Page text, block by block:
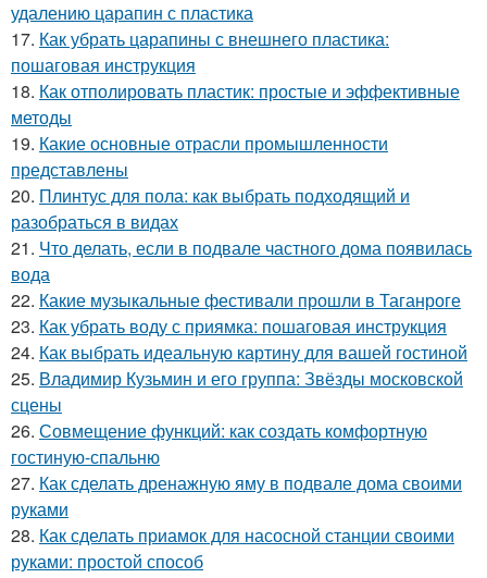
удалению царапин с пластика
17. Как убрать царапины с внешнего пластика:
пошаговая инструкция
18. Как отполировать пластик: простые и эффективные
методы
19. Какие основные отрасли промышленности
представлены
20. Плинтус для пола: как выбрать подходящий и
разобраться в видах
21. Что делать, если в подвале частного дома появилась
вода
22. Какие музыкальные фестивали прошли в Таганроге
23. Как убрать воду с приямка: пошаговая инструкция
24. Как выбрать идеальную картину для вашей гостиной
25. Владимир Кузьмин и его группа: Звёзды московской
сцены
26. Совмещение функций: как создать комфортную
гостиную-спальню
27. Как сделать дренажную яму в подвале дома своими
руками
28. Как сделать приамок для насосной станции своими
руками: простой способ